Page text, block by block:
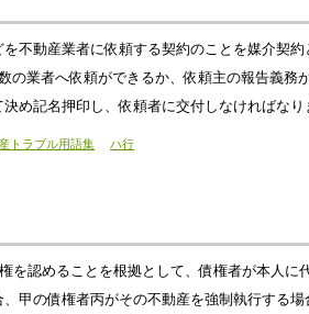
不動産業者に依頼する契約のことを媒介契
の業者へ依頼ができるか、依頼主の報告義務
め記名押印し、依頼者に交付しなければなり
トラブル用語集 ハ行
を認めることを根拠として、債権者が本人
甲の債権者丙がその不動産を強制執行する